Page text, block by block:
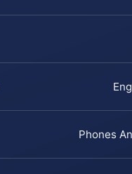
Phones